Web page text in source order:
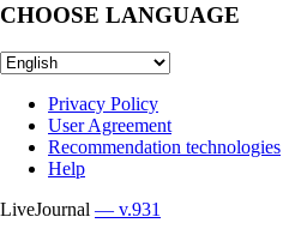
CHOOSE LANGUAGE
Privacy Policy
User Agreement
Recommendation technologies
Help
LiveJournal — v.931